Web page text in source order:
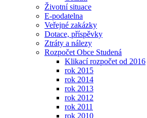
Životní situace
E-podatelna
Veřejné zakázky
Dotace, příspěvky
Ztráty a nálezy
Rozpočet Obce Studená
Klikací rozpočet od 2016
rok 2015
rok 2014
rok 2013
rok 2012
rok 2011
rok 2010